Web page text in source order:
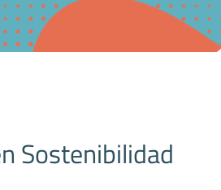
Sostenibilidad